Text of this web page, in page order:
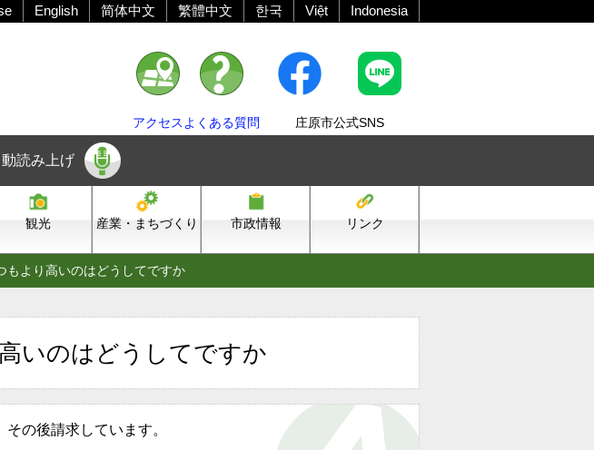
English 简体中文 繁體中文 한국 Việt Indonesia
アクセス よくある質問 庄原市公式SNS
読み上げ
観光 産業・まちづくり 市政情報 リンク
もより高いのはどうしてですか
いのはどうしてですか
の後請求しています。